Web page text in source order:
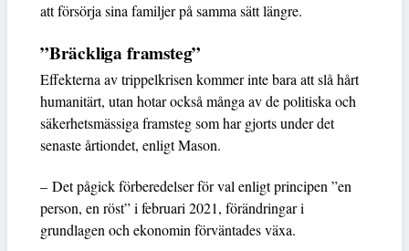
att försörja sina familjer på samma sätt längre.
”Bräckliga framsteg”
Effekterna av trippelkrisen kommer inte bara att slå hårt
humanitärt, utan hotar också många av de politiska och
säkerhetsmässiga framsteg som har gjorts under det
senaste årtiondet, enligt Mason.
– Det pågick förberedelser för val enligt principen ”en
person, en röst” i februari 2021, förändringar i
grundlagen och ekonomin förväntades växa.